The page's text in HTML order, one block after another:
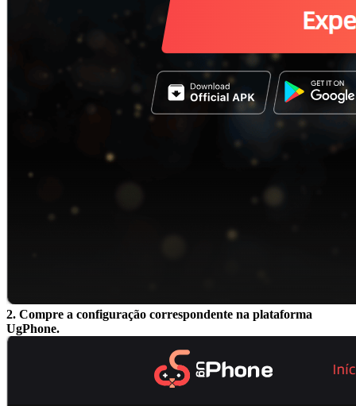
2. Compre a configuração correspondente na plataforma
UgPhone.